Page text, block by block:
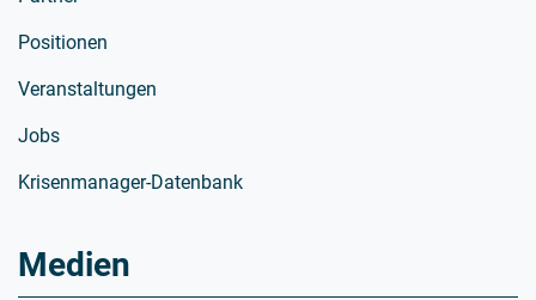
Positionen
Veranstaltungen
Jobs
Krisenmanager-Datenbank
Medien